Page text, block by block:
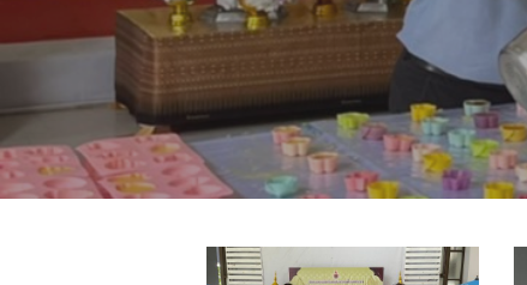
S__13729797